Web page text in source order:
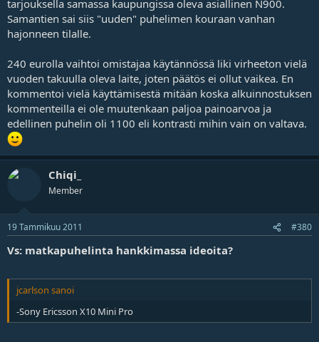
tarjouksella samassa kaupungissa oleva asiallinen N900.
Samantien sai siis "uuden" puhelimen kouraan vanhan
hajonneen tilalle.
240 eurolla vaihtoi omistajaa käytännössä liki virheeton vielä
vuoden takuulla oleva laite, joten päätös ei ollut vaikea. En
kommentoi vielä käyttämisestä mitään koska alkuinnostuksen
kommenteilla ei ole muutenkaan paljoa painoarvoa ja
edellinen puhelin oli 1100 eli kontrasti mihin vain on valtava.
Chiqi_
Member
19 Tammikuu 2011 #380
Vs: matkapuhelinta hankkimassa ideoita?
jcarlson sanoi
-Sony Ericsson X10 Mini Pro